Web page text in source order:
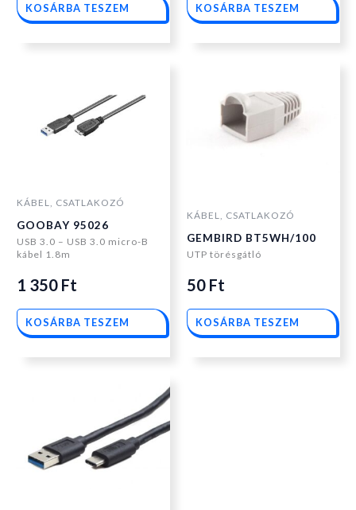
KOSÁRBA TESZEM KOSÁRBA TESZEM
KÁBEL, CSATLAKOZÓ
GOOBAY 95026
USB 3.0 – USB 3.0 micro-B
kábel 1.8m
1 350 Ft
KOSÁRBA TESZEM
KÁBEL, CSATLAKOZÓ
GEMBIRD BT5WH/100
UTP törésgátló
50 Ft
KOSÁRBA TESZEM